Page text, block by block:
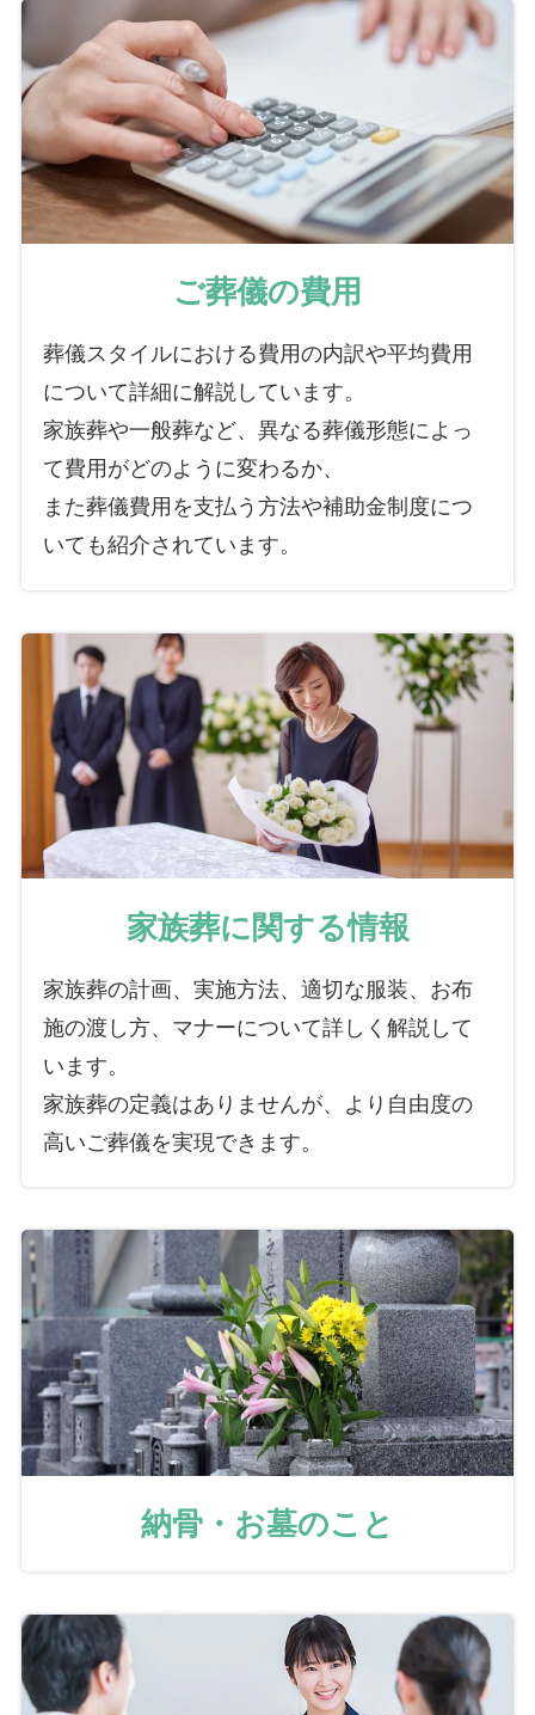
ご葬儀の費用
葬儀スタイルにおける費用の内訳や平均費用
について詳細に解説しています。
家族葬や一般葬など、異なる葬儀形態によっ
て費用がどのように変わるか、
また葬儀費用を支払う方法や補助金制度につ
いても紹介されています。
家族葬に関する情報
家族葬の計画、実施方法、適切な服装、お布
施の渡し方、マナーについて詳しく解説して
います。
家族葬の定義はありませんが、より自由度の
高いご葬儀を実現できます。
納骨・お墓のこと